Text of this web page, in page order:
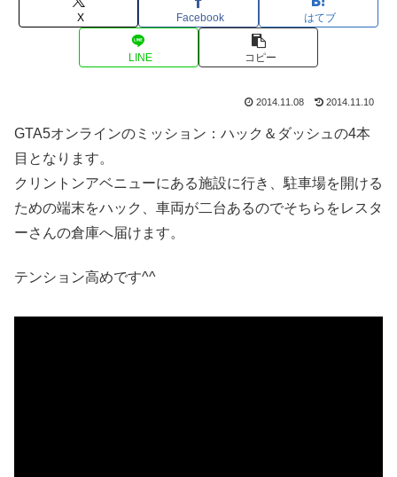
X Facebook はてブ
LINE コピー
2014.11.08 2014.11.10
GTA5オンラインのミッション：ハック＆ダッシュの4本
目となります。
クリントンアベニューにある施設に行き、駐車場を開ける
ための端末をハック、車両が二台あるのでそちらをレスタ
ーさんの倉庫へ届けます。
テンション高めです^^